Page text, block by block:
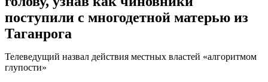
поступили с многодетной матерью из
Таганрога
Телеведущий назвал действия местных властей «алгоритмом
глупости»